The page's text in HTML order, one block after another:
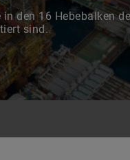
den 16 Hebebalken
sind.